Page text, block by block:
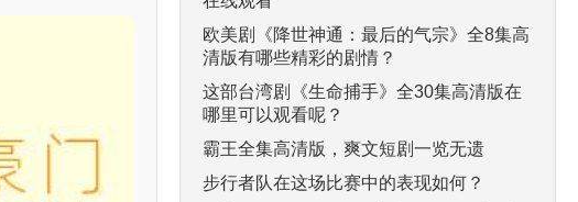
欧美剧《降世神通：最后的气宗》全8集高
清版有哪些精彩的剧情？
这部台湾剧《生命捕手》全30集高清版在
哪里可以观看呢？
霸王全集高清版，爽文短剧一览无遗
步行者队在这场比赛中的表现如何？